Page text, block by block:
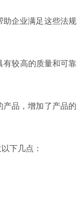
助企业满足这些法规
有较高的质量和可靠
品，增加了产品的
下几点：